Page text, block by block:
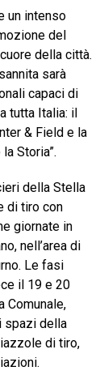
un intenso
del
della città.
sarà
capaci di
tutta Italia: il
& Field e la
Storia”.
della Stella
di tiro con
giornate in
nell’area di
Le fasi
il 19 e 20
Comunale,
spazi della
di tiro,